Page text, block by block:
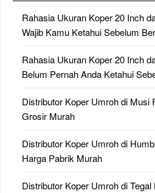
Rahasia Ukuran Koper 20 Inch
Wajib Kamu Ketahui Sebelum
Rahasia Ukuran Koper 20 Inch
Belum Pernah Anda Ketahui
Distributor Koper Umroh di Musi
Grosir Murah
Distributor Koper Umroh di
Harga Pabrik Murah
Distributor Koper Umroh di